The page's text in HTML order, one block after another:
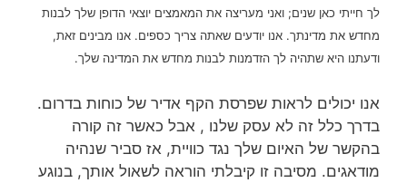
לך חייתי כאן שנים; ואני מעריצה את המאמצים יוצאי הדופן שלך לבנות
מחדש את מדינתך. אנו יודעים שאתה צריך כספים. אנו מבינים זאת,
ודעתנו היא שתהיה לך הזדמנות לבנות מחדש את המדינה שלך.
אנו יכולים לראות שפרסת הקף אדיר של כוחות בדרום.
בדרך כלל זה לא עסק שלנו , אבל כאשר זה קורה
בהקשר של האיום שלך נגד כוויית, אז סביר שנהיה
מודאגים. מסיבה זו קיבלתי הוראה לשאול אותך, בנוגע